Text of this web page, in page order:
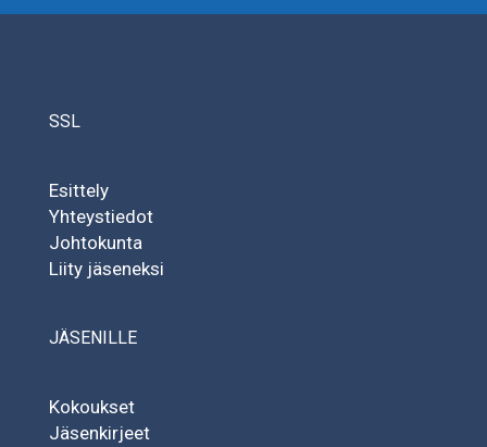
SSL
Esittely
Yhteystiedot
Johtokunta
Liity jäseneksi
JÄSENILLE
Kokoukset
Jäsenkirjeet